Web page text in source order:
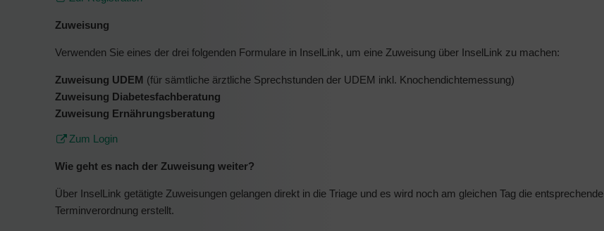
Zuweisung
Verwenden Sie eines der drei folgenden Formulare in InselLink, um eine Zuweisung über InselLink zu machen:
Zuweisung UDEM (für sämtliche ärztliche Sprechstunden der UDEM inkl. Knochendichtemessung)
Zuweisung Diabetesfachberatung
Zuweisung Ernährungsberatung
Zum Login
Wie geht es nach der Zuweisung weiter?
Über InselLink getätigte Zuweisungen gelangen direkt in die Triage und es wird noch am gleichen Tag die entsprechende
Terminverordnung erstellt.